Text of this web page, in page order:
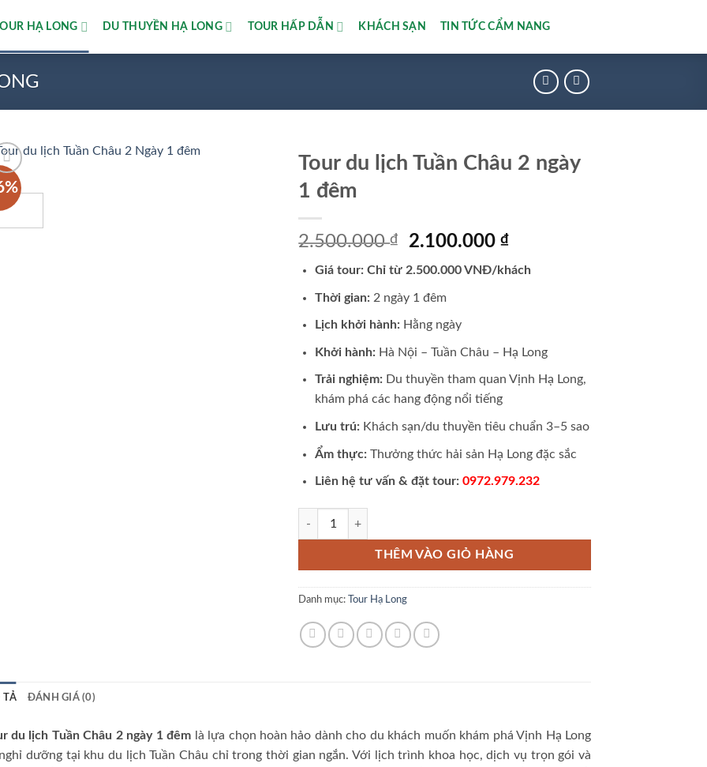
HẠ LONG DU THUYỀN HẠ LONG TOUR HẤP DẪN KHÁCH SẠN TIN TỨC CẨM NANG
Tour du lịch Tuần Châu 2 ngày
1 đêm
2.500.000₫
Giá
là:
2.500.000 ₫.
2.100.000₫Giá
tại
Giá tour: Chỉ từ 2.500.000 VNĐ/khách
Thời gian: 2 ngày 1 đêm
Lịch khởi hành: Hằng ngày
Khởi hành: Hà Nội – Tuần Châu – Hạ Long
Trải nghiệm: Du thuyền tham quan Vịnh Hạ Long,
khám phá các hang động nổi tiếng
Lưu trú: Khách sạn/du thuyền tiêu chuẩn 3–5 sao
Ẩm thực: Thưởng thức hải sản Hạ Long đặc sắc
Liên hệ tư vấn & đặt tour:0972.979.232
THÊM VÀO GIỎ HÀNG
Danh mục: Tour Hạ Long
TẢ ĐÁNH GIÁ (0)
du lịch Tuần Châu 2 ngày 1 đêm là lựa chọn hoàn hảo dành cho du khách muốn khám phá Vịnh Hạ Long
dưỡng tại khu du lịch Tuần Châu chỉ trong thời gian ngắn. Với lịch trình khoa học, dịch vụ trọn gói và